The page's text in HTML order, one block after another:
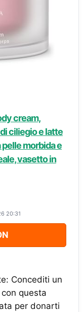
cream,
ciliegio e latte
morbida e
vasetto in
20:31
Concediti un
questa
per donarti